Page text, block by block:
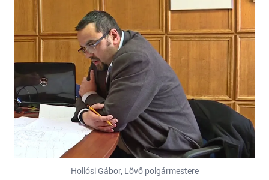
Hollósi Gábor, Lövő polgármestere